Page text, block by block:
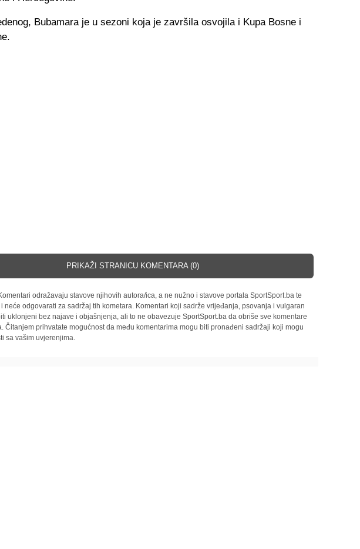
Bubamara je u sezoni koja je završila osvojila i Kupa Bosne i
PRIKAŽI STRANICU KOMENTARA (0)
odražavaju stavove njihovih autora/ica, a ne nužno i stavove portala SportSport.ba te
neće odgovarati za sadržaj tih kometara. Komentari koji sadrže vrijeđanja, psovanja i vulgaran
uklonjeni bez najave i objašnjenja, ali to ne obavezuje SportSport.ba da obriše sve komentare
Čitanjem prihvatate mogućnost da među komentarima mogu biti pronađeni sadržaji koji mogu
sa vašim uvjerenjima.